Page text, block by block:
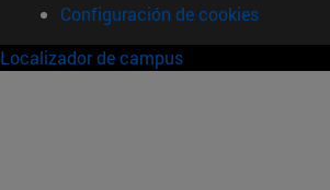
Configuración de cookies
Localizador de campus